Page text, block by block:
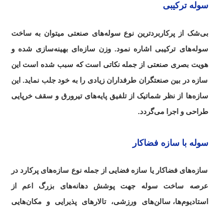
سوله ترکیبی
بی‌شک از پرکاربردترین نوع سوله‌های صنعتی میتوان به ساخت
سوله‌های ترکیبی اشاره نمود. وزن سازه‌ای بهینه‌سازی شده و
هویت بصری صنعتی از جمله نکاتی است .که سبب شده است این
سازه در بین صنعتگران طرفداران زیادی را به خود جلب نماید. این
سازه‌ها از نظر شماتیک از تلفیق پایه‌های تیرورق و سقف خرپایی
طراحی و اجرا می‌گردد.
سوله با سازه فضاکار
سازه‌های فضاکار یا سازه فضایی از جمله نوع سازه‌های پرکارد در
عرصه ساخت سوله جهت پوشش دهانه‌های بزرگ اعم از
استادیوم‌ها، سالن‌های ورزشی، تالارهای پذیرایی و مکان‌هایی